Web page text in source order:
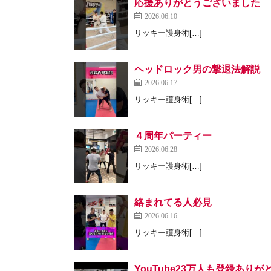
応援ありがとうございました
2026.06.10
リッキー護身術[…]
ヘッドロック男の撃退法解説
2026.06.17
リッキー護身術[…]
４周年パーティー
2026.06.28
リッキー護身術[…]
絡まれてる人必見
2026.06.16
リッキー護身術[…]
YouTube23万人も登録ありが